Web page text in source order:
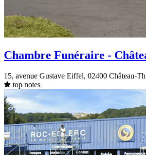
Chambre Funéraire -
15, avenue Gustave Eiffel, 02400 Château-
top notes